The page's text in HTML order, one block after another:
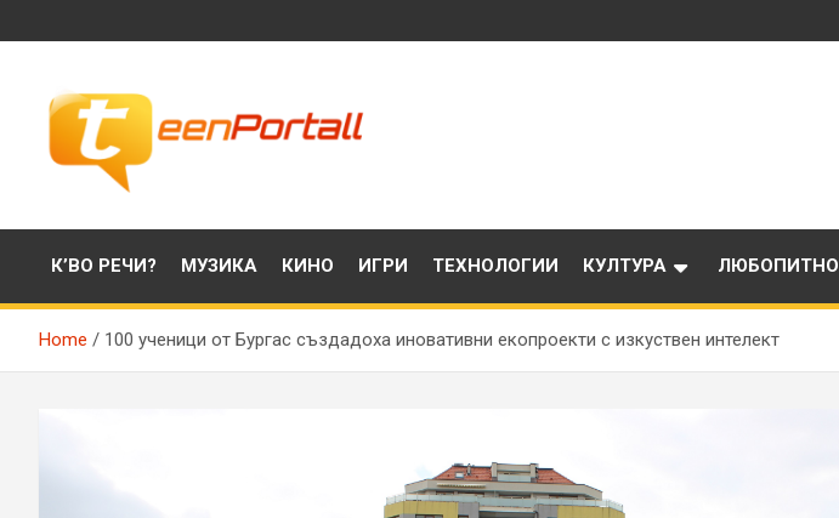
to
TeenPortall
К’ВО РЕЧИ? МУЗИКА КИНО ИГРИ ТЕХНОЛОГИИ КУЛТУРА ЛЮБОПИТНО
Home 100 ученици от Бургас създадоха иновативни екопроекти с изкуствен интелект